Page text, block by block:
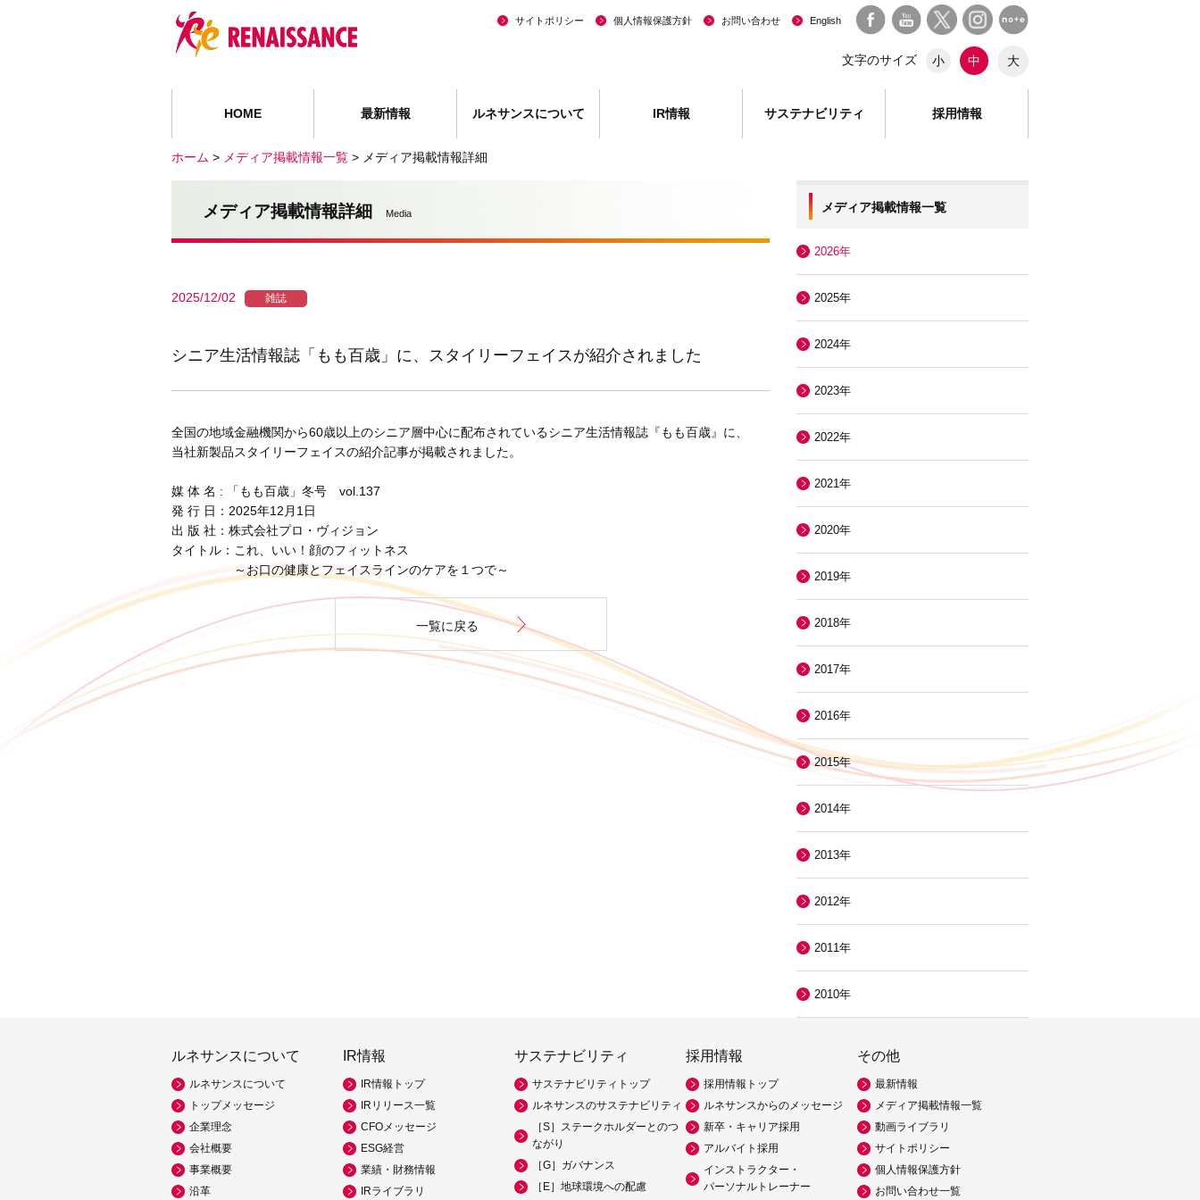
HOME 最新情報 ルネサンスについて IR情報 サステナビリティ 採用情報
サイトポリシー 個人情報保護方針 お問い合わせ English
文字のサイズ 小 中 大
ホーム > メディア掲載情報一覧 > メディア掲載情報詳細
メディア掲載情報詳細 Media
2025/12/02 雑誌
シニア生活情報誌「もも百歳」に、スタイリーフェイスが紹介されました
全国の地域金融機関から60歳以上のシニア層中心に配布されているシニア生活情報誌『もも百歳』に、
当社新製品スタイリーフェイスの紹介記事が掲載されました。
媒 体 名 : 「もも百歳」冬号 vol.137
発 行 日：2025年12月1日
出 版 社：株式会社プロ・ヴィジョン
タイトル：これ、いい！顔のフィットネス
～お口の健康とフェイスラインのケアを１つで～
一覧に戻る
メディア掲載情報一覧
2026年
2025年
2024年
2023年
2022年
2021年
2020年
2019年
2018年
2017年
2016年
2015年
2014年
2013年
2012年
2011年
2010年
ルネサンスについて
ルネサンスについて
トップメッセージ
企業理念
会社概要
事業概要
沿革
IR情報
IR情報トップ
IRリリース一覧
CFOメッセージ
ESG経営
業績・財務情報
IRライブラリ
サステナビリティ
サステナビリティトップ
ルネサンスのサステナビリティ
［S］ステークホルダーとのつ
ながり
［G］ガバナンス
［E］地球環境への配慮
採用情報
採用情報トップ
ルネサンスからのメッセージ
新卒・キャリア採用
アルバイト採用
インストラクター・
パーソナルトレーナー
その他
最新情報
メディア掲載情報一覧
動画ライブラリ
サイトポリシー
個人情報保護方針
お問い合わせ一覧